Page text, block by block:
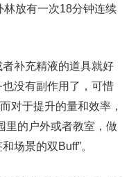
放有一次18分钟连续
补充精液的道具就好
没有副作用了，可惜
对于提升的量和效率，
里的户外或者教室，做
场景的双Buff”。